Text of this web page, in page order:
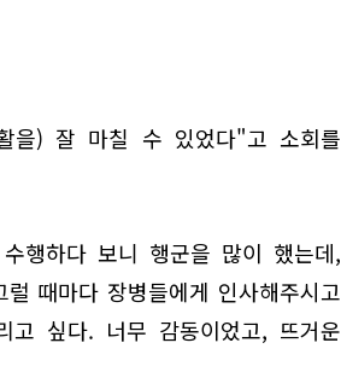
을) 잘 마칠 수 있었다"고 소회를
행하다 보니 행군을 많이 했는데,
때마다 장병들에게 인사해주시고
고 싶다. 너무 감동이었고, 뜨거운